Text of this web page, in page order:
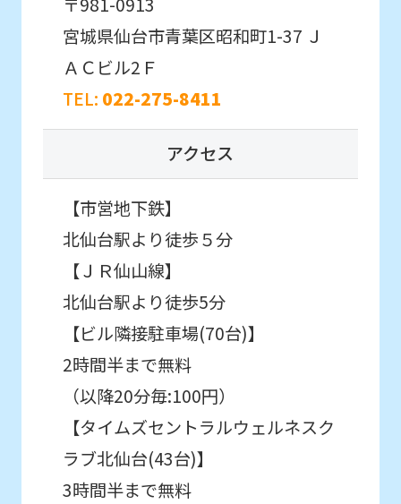
宮城県仙台市青葉区昭和町1-37 Ｊ
ＡＣビル2Ｆ
TEL: 022-275-8411
アクセス
【市営地下鉄】
北仙台駅より徒歩５分
【ＪＲ仙山線】
北仙台駅より徒歩5分
【ビル隣接駐車場(70台)】
2時間半まで無料
（以降20分毎:100円）
【タイムズセントラルウェルネスク
ラブ北仙台(43台)】
3時間半まで無料
mechanically,
it
not
be
accurate
The
translation
may
from
the
original
こんなお子さまにおすすめ
通常スクールに入会する前に
初めてのお子さま同士のクラスで
スクールを体験したい方。